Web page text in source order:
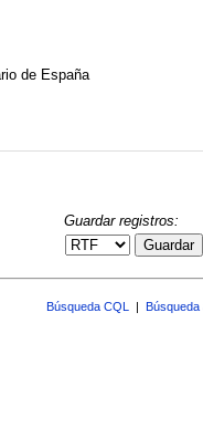
de España
Guardar registros:
Guardar
Búsqueda CQL